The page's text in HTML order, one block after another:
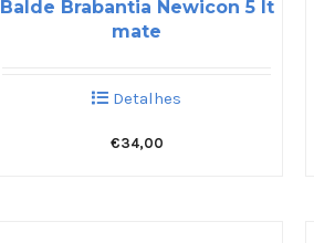
Balde Brabantia Newicon 5 lt
mate
Detalhes
€34,00